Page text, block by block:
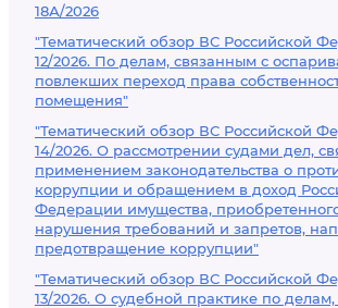
18А/2026
"Тематический обзор ВС Российской
12/2026. По делам, связанным с
повлекших переход права
помещения"
"Тематический обзор ВС Российской
14/2026. О рассмотрении судами дел,
применением законодательства о
коррупции и обращением в доход
Федерации имущества, приобретенного
нарушения требований и запретов,
предотвращение коррупции"
"Тематический обзор ВС Российской
13/2026. О судебной практике по